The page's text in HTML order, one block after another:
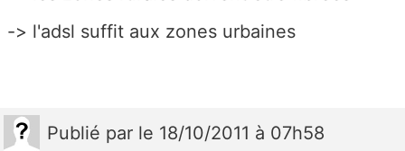
-> l'adsl suffit aux zones urbaines
Publié par le 18/10/2011 à 07h58